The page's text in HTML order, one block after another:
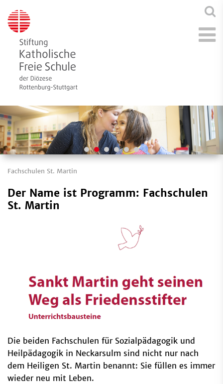
Fachschulen St. Martin
Der Name ist Programm: Fachschulen
St. Martin
Die beiden Fachschulen für Sozialpädagogik und
Heilpädagogik in Neckarsulm sind nicht nur nach
dem Heiligen St. Martin benannt: Sie füllen es immer
wieder neu mit Leben.